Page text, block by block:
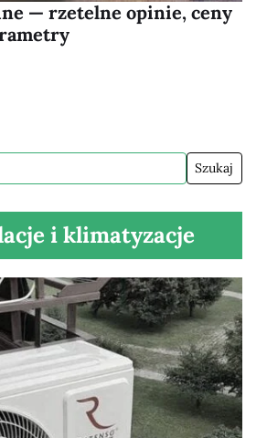
— rzetelne opinie, ceny
i klimatyzacje